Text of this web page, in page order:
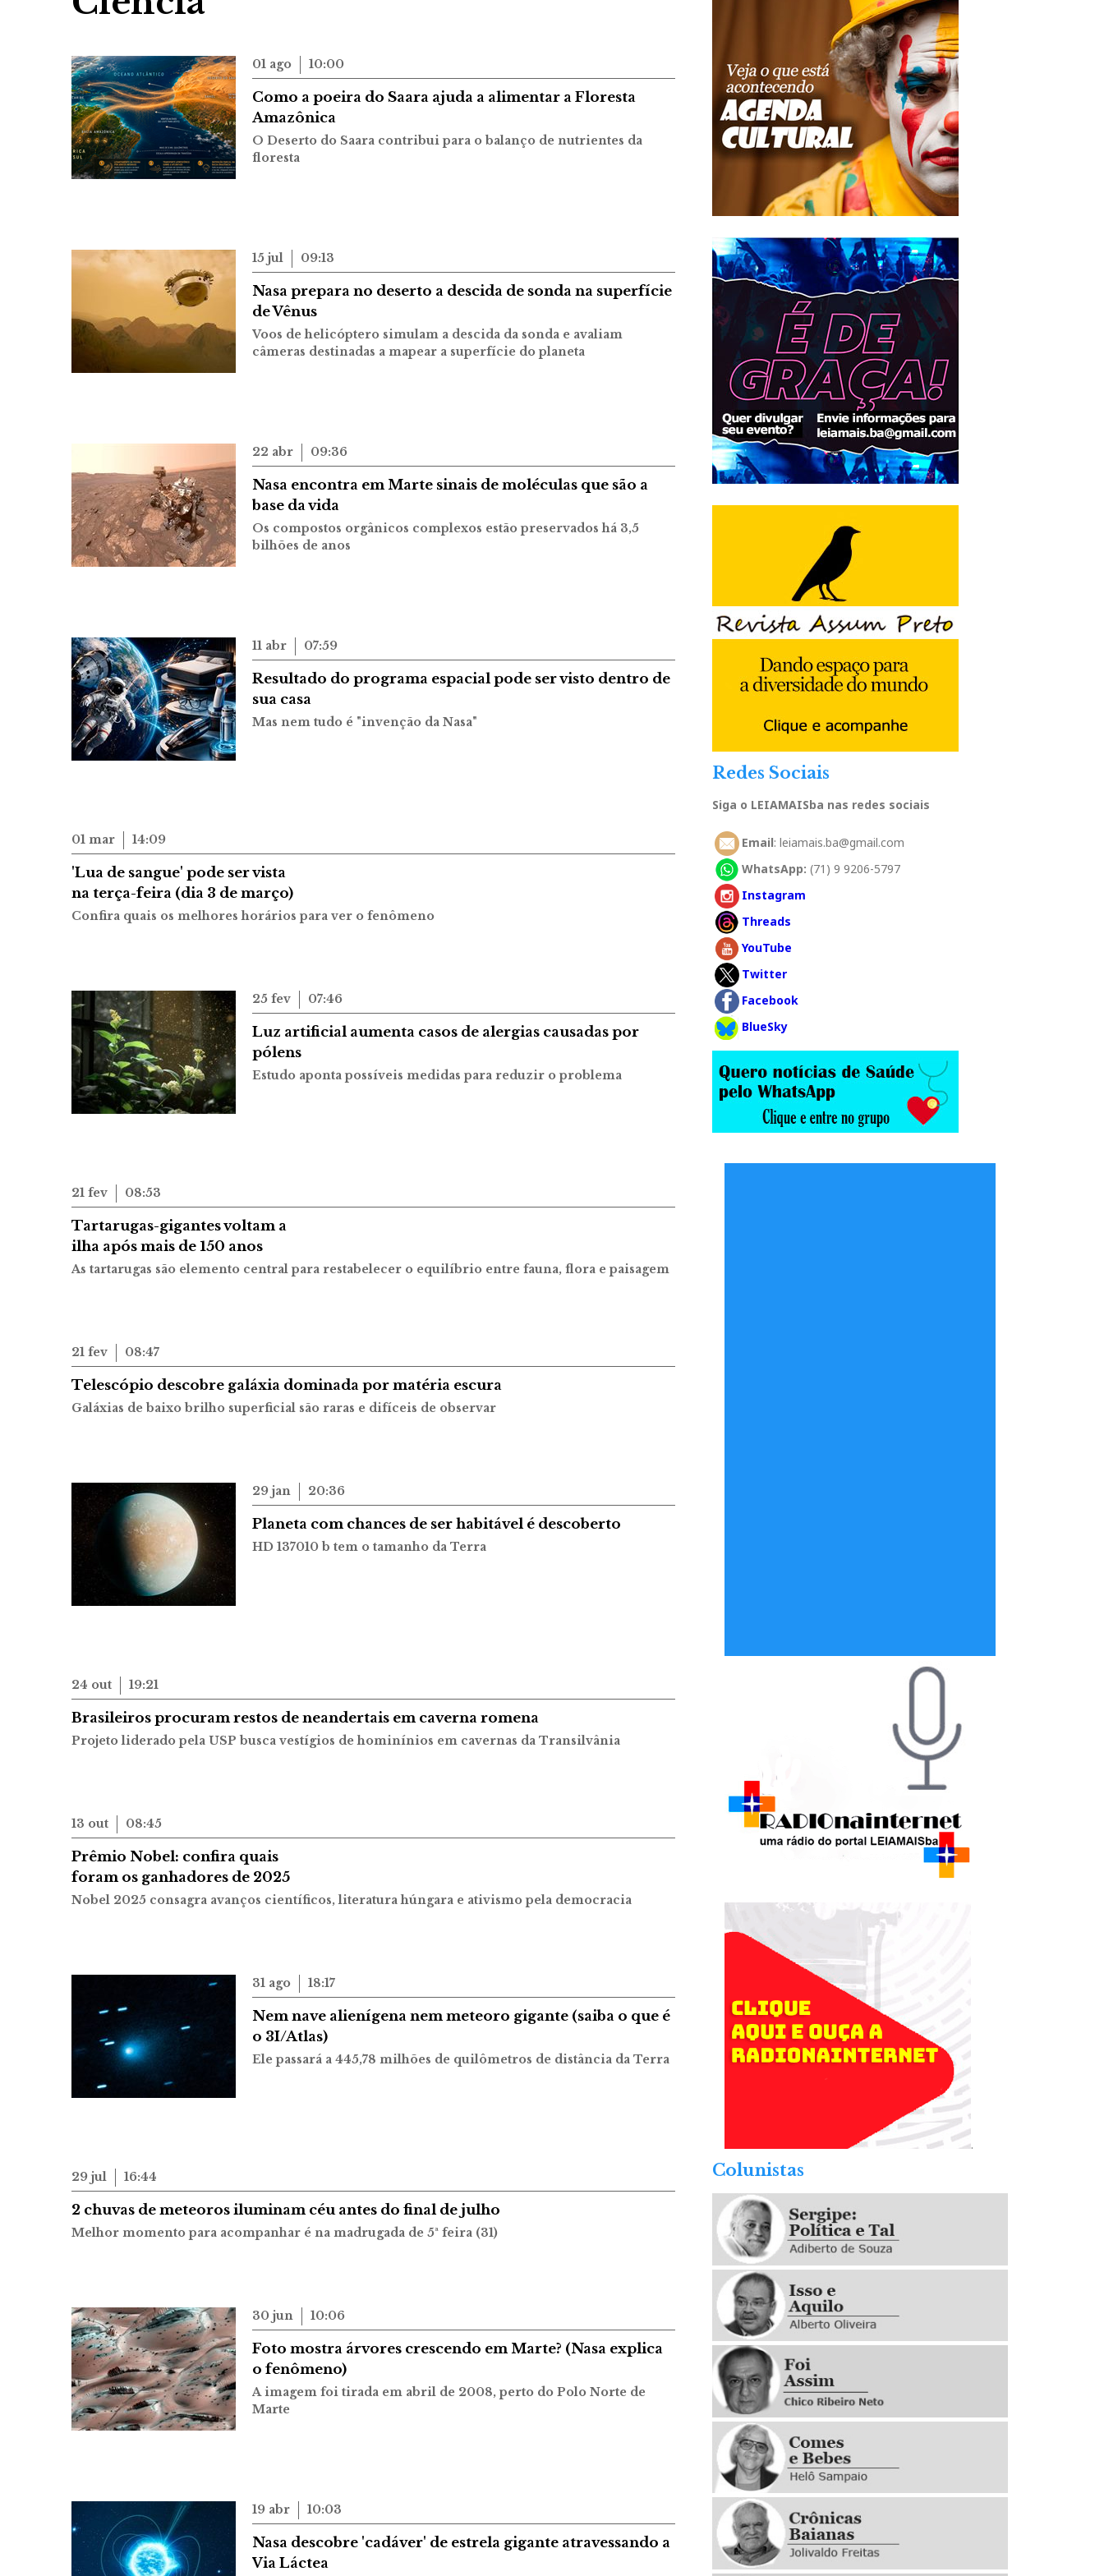
01 ago 10:00
Como a poeira do Saara ajuda a alimentar a Floresta
Amazônica
O Deserto do Saara contribui para o balanço de nutrientes da
floresta
15 jul 09:13
Nasa prepara no deserto a descida de sonda na superfície
de Vênus
Voos de helicóptero simulam a descida da sonda e avaliam
câmeras destinadas a mapear a superfície do planeta
22 abr 09:36
Nasa encontra em Marte sinais de moléculas que são a
base da vida
Os compostos orgânicos complexos estão preservados há 3,5
bilhões de anos
11 abr 07:59
Resultado do programa espacial pode ser visto dentro de
sua casa
Mas nem tudo é "invenção da Nasa"
01 mar 14:09
'Lua de sangue' pode ser vista
na terça-feira (dia 3 de março)
Confira quais os melhores horários para ver o fenômeno
25 fev 07:46
Luz artificial aumenta casos de alergias causadas por
pólens
Estudo aponta possíveis medidas para reduzir o problema
21 fev 08:53
Tartarugas-gigantes voltam a
ilha após mais de 150 anos
As tartarugas são elemento central para restabelecer o equilíbrio entre fauna, flora e paisagem
21 fev 08:47
Telescópio descobre galáxia dominada por matéria escura
Galáxias de baixo brilho superficial são raras e difíceis de observar
29 jan 20:36
Planeta com chances de ser habitável é descoberto
HD 137010 b tem o tamanho da Terra
24 out 19:21
Brasileiros procuram restos de neandertais em caverna romena
Projeto liderado pela USP busca vestígios de hominínios em cavernas da Transilvânia
13 out 08:45
Prêmio Nobel: confira quais
foram os ganhadores de 2025
Nobel 2025 consagra avanços científicos, literatura húngara e ativismo pela democracia
31 ago 18:17
Nem nave alienígena nem meteoro gigante (saiba o que é
o 3I/Atlas)
Ele passará a 445,78 milhões de quilômetros de distância da Terra
29 jul 16:44
2 chuvas de meteoros iluminam céu antes do final de julho
Melhor momento para acompanhar é na madrugada de 5ª feira (31)
30 jun 10:06
Foto mostra árvores crescendo em Marte? (Nasa explica
o fenômeno)
A imagem foi tirada em abril de 2008, perto do Polo Norte de
Marte
19 abr 10:03
Nasa descobre 'cadáver' de estrela gigante atravessando a
Via Láctea
Redes Sociais
Siga o LEIAMAISba nas redes sociais
Email: leiamais.ba@gmail.com
WhatsApp: (71) 9 9206-5797
Instagram
Threads
YouTube
Twitter
Facebook
BlueSky
.
Colunistas